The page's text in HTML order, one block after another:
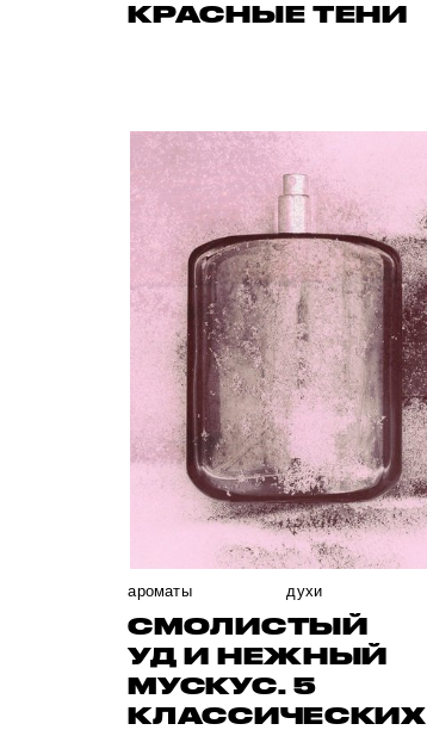
КРАСНЫЕ ТЕНИ
ароматы духи
СМОЛИСТЫЙ
УД И НЕЖНЫЙ
МУСКУС. 5
КЛАССИЧЕСКИХ